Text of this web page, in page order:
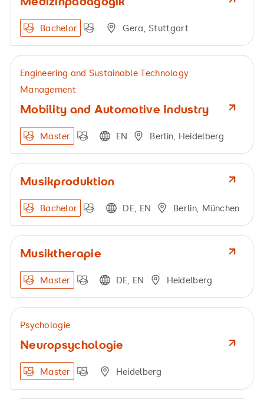
Bachelor Gera, Stuttgart
Engineering and Sustainable Technology
Management
Mobility and Automotive Industry
Master EN Berlin, Heidelberg
Musikproduktion
Bachelor DE, EN Berlin, München
Musiktherapie
Master DE, EN Heidelberg
Psychologie
Neuropsychologie
Master Heidelberg